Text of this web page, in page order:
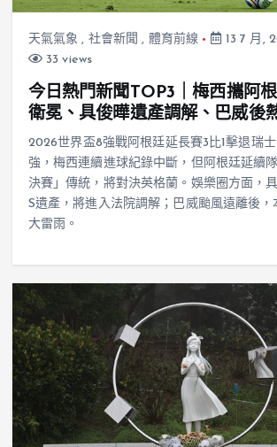
天氣氣象 , 社會新聞 , 體育前線
13 7 月,
33 views
今日熱門新聞TOP3｜梅西攜阿
衛冕、具俊曄遺產調解、巴威後
2026世界盃8強戰阿根廷延長賽3比1擊退瑞
強，梅西連續進球紀錄中斷，但阿根廷延續
決賽」傳統，將對決英格蘭。娛樂圈方面，
S遺產，將進入法院調解；巴威颱風遠離後
大雷雨。